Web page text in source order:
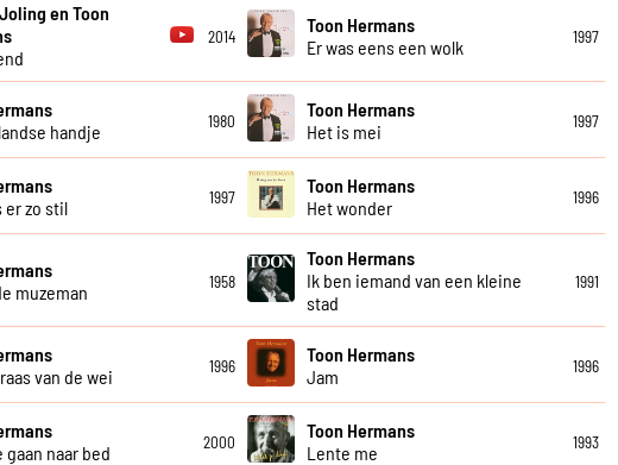
en Toon
2014
Toon Hermans
Er was eens een wolk
1997
handje
1980
Toon Hermans
Het is mei
1997
er zo stil
1997
Toon Hermans
Het wonder
1996
muzeman
1958
Toon Hermans
Ik ben iemand van een kleine
stad
1991
van de wei
1996
Toon Hermans
Jam
1996
gaan naar bed
2000
Toon Hermans
Lente me
1993